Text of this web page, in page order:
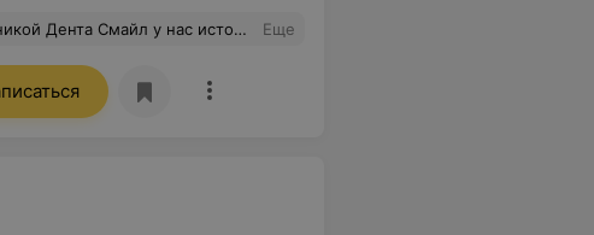
встречает с радостью администратор клиники и Екатерина Ивановна находит подход к моему сыну Тимуру! И мы начинаем лечить его зубы! Залечили 5 зубов без уколов и наркоза! Сын с радостью шел на каждый последующий прием к Екатерине Ивановне! Огромное спасибо за профессиональный подход, за компетентность, за желание помочь, за доброжелательность! Еще